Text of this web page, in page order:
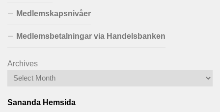
Medlemskapsnivåer
Medlemsbetalningar via Handelsbanken
Archives
Sananda Hemsida